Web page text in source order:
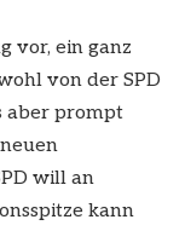
vor, ein ganz
von der SPD
aber prompt
will an
kann